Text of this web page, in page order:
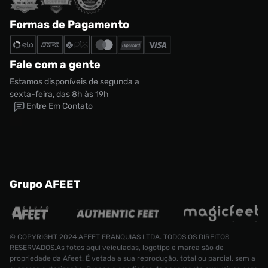
Formas de Pagamento
Fale com a gente
Estamos disponíveis de segunda a
sexta-feira, das 8h às 19h
Entre Em Contato
Grupo AFEET
© COPYRIGHT 2024 AFEET FRANQUIAS LTDA. TODOS OS DIREITOS
RESERVADOS.As fotos aqui veiculadas, logotipo e marca são de
propriedade da Afeet. É vetada a sua reprodução, total ou parcial, sem a